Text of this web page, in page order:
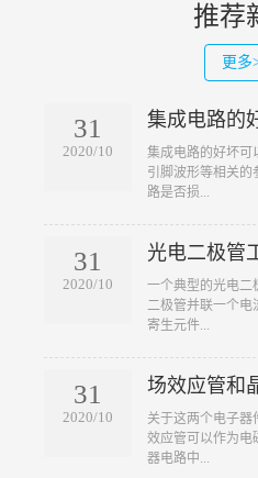
推荐
更多
31
2020/10
集成电路的
集成电路的好坏可
引脚波形等相关的
路是否损...
31
2020/10
光电二极管
一个典型的光电二
二极管并联一个电
寄生元件...
31
2020/10
场效应管和
关于这两个电子器
效应管可以作为电
器电路中...